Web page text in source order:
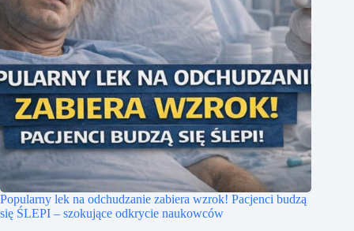
Popularny lek na odchudzanie zabiera wzrok! Pacjenci budzą
się ŚLEPI – szokujące odkrycie naukowców